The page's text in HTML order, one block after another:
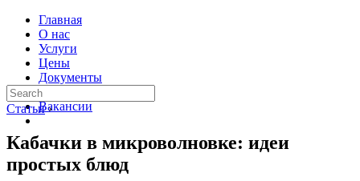
Главная
О нас
Услуги
Цены
Документы
Контакты
Вакансии
Статьи ›
Кабачки в микроволновке: идеи
простых блюд